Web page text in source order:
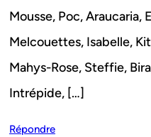
Mousse, Poc, Araucaria,
Melcouettes, Isabelle,
Mahys-Rose, Steffie,
Intrépide, […]
Répondre